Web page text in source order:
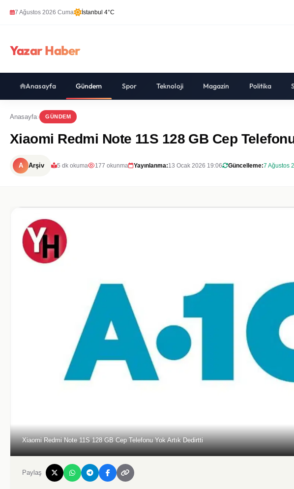
7 Ağustos 2026 Cuma İstanbul 4°C
Yazar Haber
Anasayfa Gündem Spor Teknoloji Magazin Politika
Anasayfa GÜNDEM
Xiaomi Redmi Note 11S 128 GB Cep
A Arşiv 5 dk okuma 177 okunma Yayınlanma:13 Ocak 2026 19:06 Güncelleme:7 Ağustos
Xiaomi Redmi Note 11S 128 GB Cep Telefonu Yok Artık Dedirtti
Paylaş